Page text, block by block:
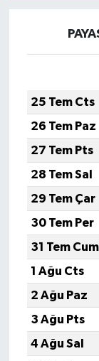
25 Tem Cts
26 Tem Paz
27 Tem Pts
28 Tem Sal
29 Tem Çar
30 Tem Per
31 Tem Cum
1 Ağu Cts
2 Ağu Paz
3 Ağu Pts
4 Ağu Sal